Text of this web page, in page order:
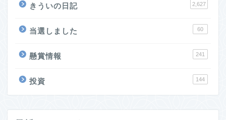
きういの日記 2,627
当選しました 60
懸賞情報 241
投資 144